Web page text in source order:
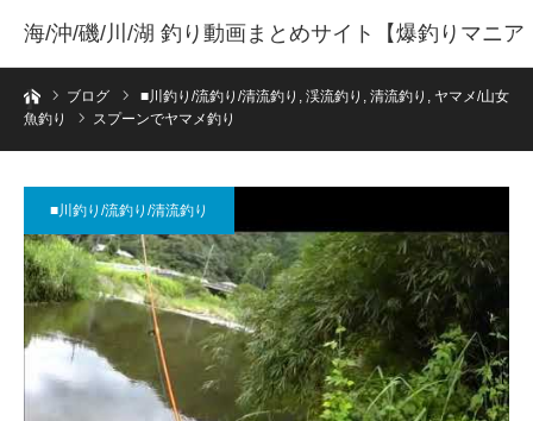
海/沖/磯/川/湖 釣り動画まとめサイト【爆釣りマニア
】ホームブログ ■川釣り/流釣り/清流釣り , 渓流釣り , 清流釣り , ヤマメ/山女
魚釣り
スプーンでヤマメ釣り
■川釣り/流釣り/清流釣り